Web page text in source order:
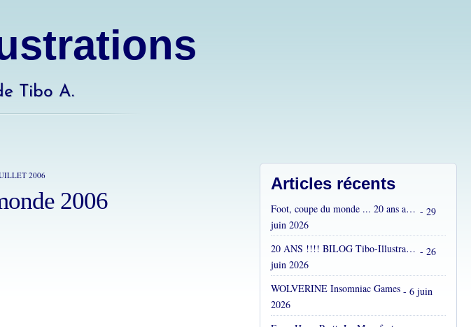
Tibo A.
2006
2006
Articles récents
Foot, coupe du monde ... 20 ans après... - 29
juin 2026
20 ANS !!!! BILOG Tibo-Illustrations !! C'est fou ! - 26
juin 2026
WOLVERINE Insomniac Games - 6 juin
2026